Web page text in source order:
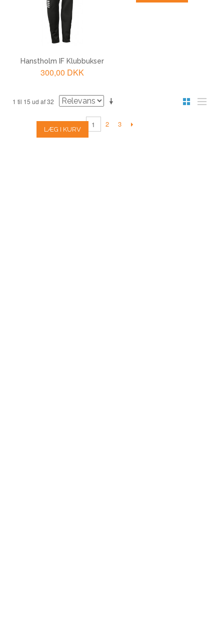
Hanstholm IF Klubbukser
300,00 DKK
LÆG I KURV
1 til 15 ud af 32
1 2 3